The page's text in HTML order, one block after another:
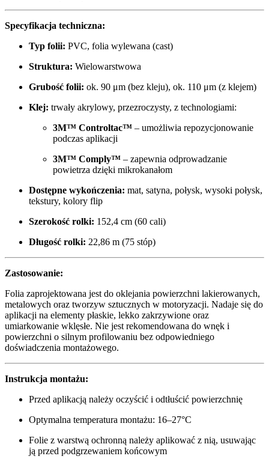
Specyfikacja techniczna:
Typ folii: PVC, folia wylewana (cast)
Struktura: Wielowarstwowa
Grubość folii: ok. 90 μm (bez kleju), ok. 110 μm (z klejem)
Klej: trwały akrylowy, przezroczysty, z technologiami:
3M™ Controltac™ – umożliwia repozycjonowanie
podczas aplikacji
3M™ Comply™ – zapewnia odprowadzanie
powietrza dzięki mikrokanałom
Dostępne wykończenia: mat, satyna, połysk, wysoki połysk,
tekstury, kolory flip
Szerokość rolki: 152,4 cm (60 cali)
Długość rolki: 22,86 m (75 stóp)
Zastosowanie:
Folia zaprojektowana jest do oklejania powierzchni lakierowanych,
metalowych oraz tworzyw sztucznych w motoryzacji. Nadaje się do
aplikacji na elementy płaskie, lekko zakrzywione oraz
umiarkowanie wklęsłe. Nie jest rekomendowana do wnęk i
powierzchni o silnym profilowaniu bez odpowiedniego
doświadczenia montażowego.
Instrukcja montażu:
Przed aplikacją należy oczyścić i odtłuścić powierzchnię
Optymalna temperatura montażu: 16–27°C
Folie z warstwą ochronną należy aplikować z nią, usuwając
ją przed podgrzewaniem końcowym